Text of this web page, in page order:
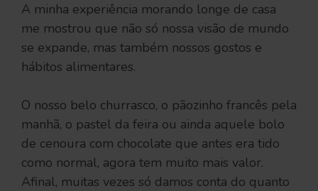
A minha experiência morando longe de casa
me mostrou que não só nossa visão de mundo
se expande, mas também nossos gostos e
hábitos alimentares.
O nosso belo churrasco, o pãozinho francês pela
manhã, o pastel da feira ou ainda aquele bolo
de cenoura com chocolate que antes era tido
como normal, agora tem muito mais valor.
Afinal, muitas vezes só damos conta do quanto